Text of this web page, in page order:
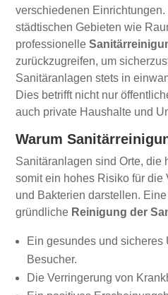
verschiedenen
städtischen Gebieten wie
professionelle
zurückzugreifen, um
Sanitäranlagen stets in
Dies betrifft nicht nur
auch private Haushalte und
Warum
Sanitäranlagen sind Orte, die
somit ein hohes Risiko für die
und Bakterien darstellen.
gründliche Reinigung der
Ein gesundes und sicheres
Besucher.
Die Verringerung von